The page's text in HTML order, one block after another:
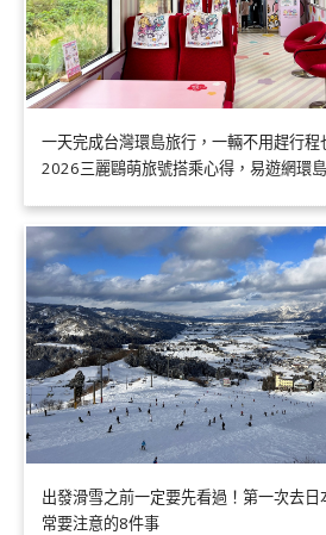
一天完成台灣環島旅行，一輛不用趕行程
2026三麗鷗萌旅號搭乘心得，易遊網環
出發滑雪之前一定要先看過！第一次去
常要注意的8件事